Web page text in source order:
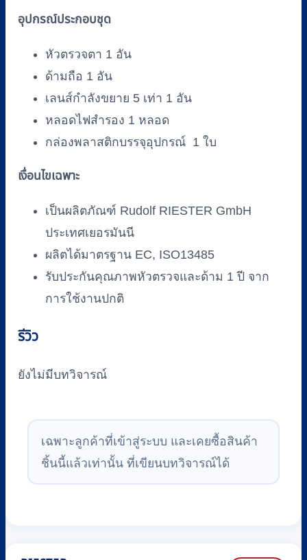
อุปกรณ์ประกอบชุด
หัวตรวจตา 1 อัน
ด้ามถือ 1 อัน
เลนส์กำลังขยาย 5 เท่า 1 อัน
หลอดไฟสำรอง 1 หลอด
กล่องพลาสติกบรรจุอุปกรณ์ 1 ใบ
เงื่อนไขเฉพาะ
เป็นผลิตภัณฑ์ Rudolf RIESTER GmbH
ประเทศเยอรมันนี
ผลิตได้มาตรฐาน EC, ISO13485
รับประกันคุณภาพหัวตรวจและด้าม 1 ปี จาก
การใช้งานปกติ
รีวิว
ยังไม่มีบทวิจารณ์
เฉพาะลูกค้าที่เข้าสู่ระบบ และเคยซื้อสินค้า
ชิ้นนี้แล้วเท่านั้น ที่เขียนบทวิจารณ์ได้